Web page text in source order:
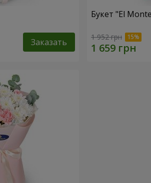
Заказать
Букет "El
1 952 грн